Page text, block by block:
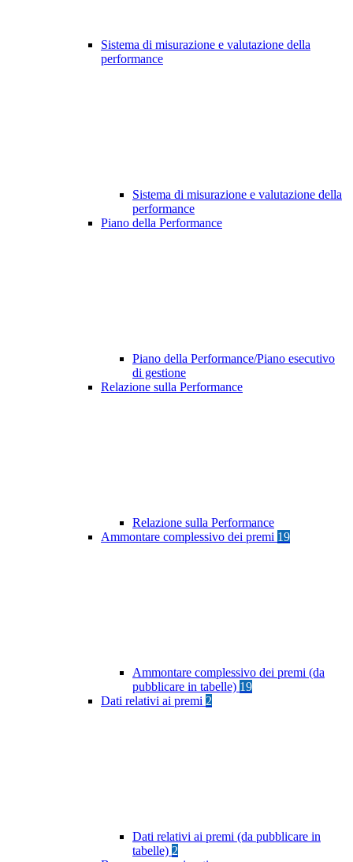
Sistema di misurazione e valutazione della
performance
Sistema di misurazione e valutazione della
performance
Piano della Performance
Piano della Performance/Piano esecutivo
di gestione
Relazione sulla Performance
Relazione sulla Performance
Ammontare complessivo dei premi 19
Ammontare complessivo dei premi (da
pubblicare in tabelle) 19
Dati relativi ai premi 2
Dati relativi ai premi (da pubblicare in
tabelle) 2